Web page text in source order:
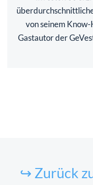
von seinem
Gastautor der
↪ Zurück